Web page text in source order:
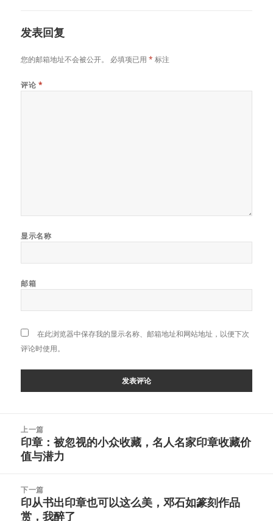
发表回复
您的邮箱地址不会被公开。 必填项已用* 标注
评论 *
显示名称
邮箱
在此浏览器中保存我的显示名称、邮箱地址和网站地址，以便下次
评论时使用。
上一篇
上
篇
章：
印章：被忽视的小众收藏，名人名家印章收藏价
值与潜力
下一篇
下
篇
印从书出印章也可以这么美，邓石如篆刻作品
赏，我醉了